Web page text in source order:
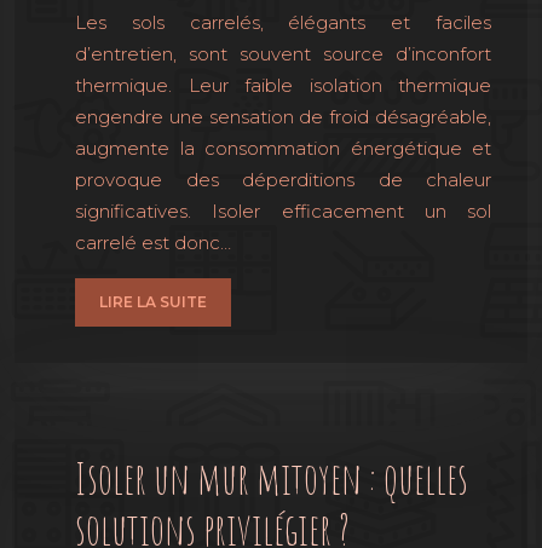
Les sols carrelés, élégants et faciles
d’entretien, sont souvent source d’inconfort
thermique. Leur faible isolation thermique
engendre une sensation de froid désagréable,
augmente la consommation énergétique et
provoque des déperditions de chaleur
significatives. Isoler efficacement un sol
carrelé est donc…
LIRE LA SUITE
Isoler un mur mitoyen : quelles
solutions privilégier ?